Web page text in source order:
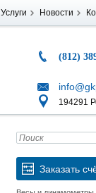
Услуги Новости
(812)
194291
Заказать